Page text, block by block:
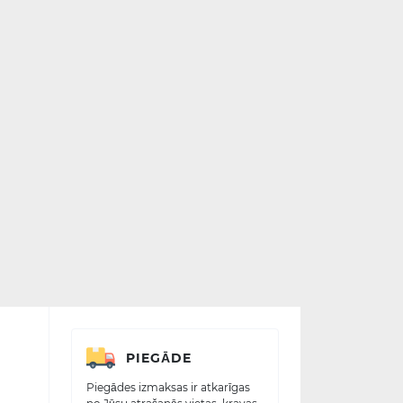
PIEGĀDE
Piegādes izmaksas ir atkarīgas